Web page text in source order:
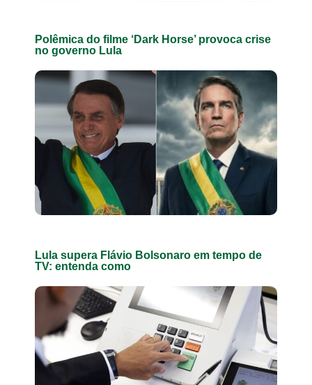
Polêmica do filme ‘Dark Horse’ provoca crise
no governo Lula
Lula supera Flávio Bolsonaro em tempo de
TV: entenda como